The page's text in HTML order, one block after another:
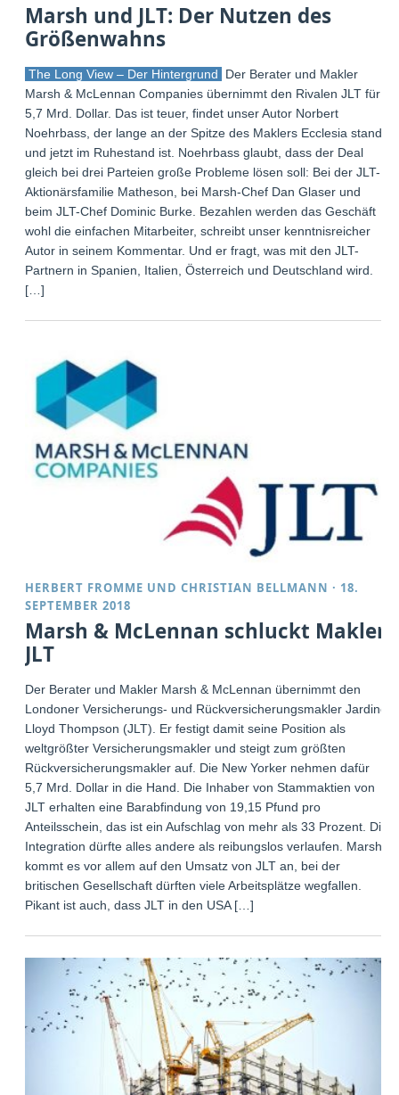
Marsh und JLT: Der Nutzen des
Größenwahns
The Long View – Der Hintergrund
Der Berater und Makler
Marsh & McLennan Companies übernimmt den Rivalen JLT für
5,7 Mrd. Dollar. Das ist teuer, findet unser Autor Norbert
Noehrbass, der lange an der Spitze des Maklers Ecclesia stand
und jetzt im Ruhestand ist. Noehrbass glaubt, dass der Deal
gleich bei drei Parteien große Probleme lösen soll: Bei der JLT-
Aktionärsfamilie Matheson, bei Marsh-Chef Dan Glaser und
beim JLT-Chef Dominic Burke. Bezahlen werden das Geschäft
wohl die einfachen Mitarbeiter, schreibt unser kenntnisreicher
Autor in seinem Kommentar. Und er fragt, was mit den JLT-
Partnern in Spanien, Italien, Österreich und Deutschland wird.
[…]
HERBERT FROMME UNDCHRISTIAN BELLMANN · 18.
SEPTEMBER 2018
Marsh & McLennan schluckt Makler
JLT
Der Berater und Makler Marsh & McLennan übernimmt den
Londoner Versicherungs- und Rückversicherungsmakler Jardine
Lloyd Thompson (JLT). Er festigt damit seine Position als
weltgrößter Versicherungsmakler und steigt zum größten
Rückversicherungsmakler auf. Die New Yorker nehmen dafür
5,7 Mrd. Dollar in die Hand. Die Inhaber von Stammaktien von
JLT erhalten eine Barabfindung von 19,15 Pfund pro
Anteilsschein, das ist ein Aufschlag von mehr als 33 Prozent. Die
Integration dürfte alles andere als reibungslos verlaufen. Marsh
kommt es vor allem auf den Umsatz von JLT an, bei der
britischen Gesellschaft dürften viele Arbeitsplätze wegfallen.
Pikant ist auch, dass JLT in den USA […]